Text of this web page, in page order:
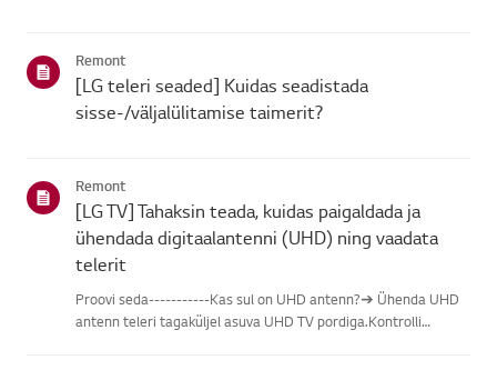
Remont
[LG teleri seaded] Kuidas seadistada
sisse-/väljalülitamise taimerit?
Remont
[LG TV] Tahaksin teada, kuidas paigaldada ja
ühendada digitaalantenni (UHD) ning vaadata
telerit
Proovi seda-----------Kas sul on UHD antenn?➔ Ühenda UHD
antenn teleri tagaküljel asuva UHD TV pordiga.Kontrolli